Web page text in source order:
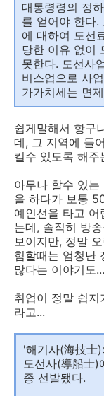
대통령령의 정
를 얻어야 한다.
에 대하여 도선
당한 이유 없이
못한다. 도선사
비스업으로 사
가가치세는 면
쉽게말해서 항구
데, 그 지역에 들
킬수 있도록 해주
아무나 할수 있
을 하다가 보통
예인선을 타고
는데, 솔직히 방
보이지만, 정말
험할때는 엄청난
많다는 이야기도...
취업이 정말 쉽
라고...
'해기사(海技士
도선사(導船士)
종 선발됐다.